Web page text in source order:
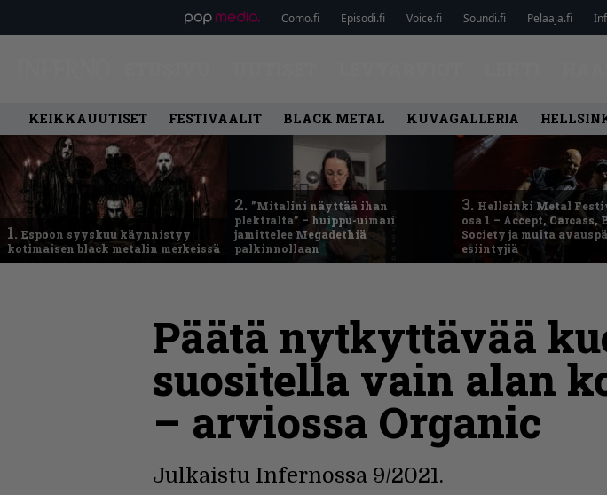
Como.fi Episodi.fi Voice.fi Soundi.fi Pelaaja.fi
KEIKKAUUTISET FESTIVAALIT BLACK METAL KUVAGALLERIA
1. Espoon syyskuu käynnistyy
kotimaisen black metalin merkeissä
2. ”Mitalini näyttää ihan
plektralta” – huippu-uimari
jamittelee Megadethiä
palkinnollaan
3. Hellsinki Metal
osa 1 – Accept, Carcass,
Society ja muita
esiintyjiä
Päätä nytkyttävää
suositella vain alan
– arviossa Organic
Julkaistu Infernossa 9/2021.